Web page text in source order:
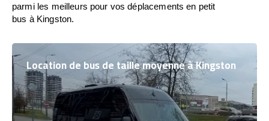
parmi les meilleurs pour vos déplacements en petit
bus à Kingston.
Location de bus de taille moyenne à Kingston